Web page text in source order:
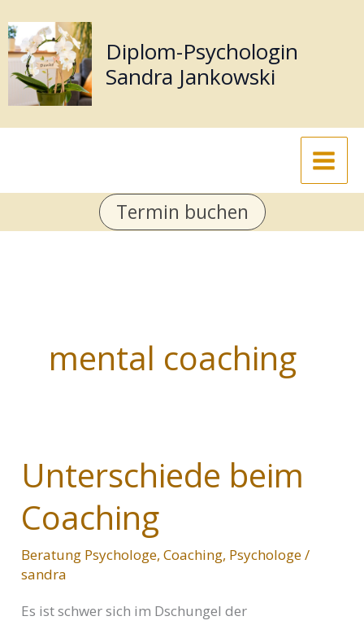
Inhalt
springen
Diplom-Psychologin
Sandra Jankowski
Termin buchen
mental coaching
Unterschiede beim
Coaching
Beratung Psychologe,Coaching, Psychologe/
sandra
Es ist schwer sich im Dschungel der